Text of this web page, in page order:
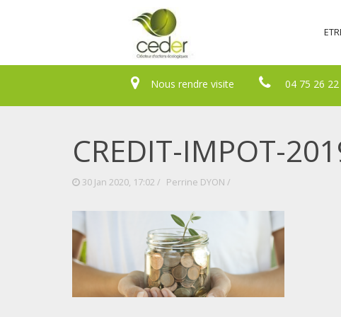
Nous rendre visite 04 75 26 22
CREDIT-IMPOT-
30 Jan 2020, 17:02 / Perrine DYON /